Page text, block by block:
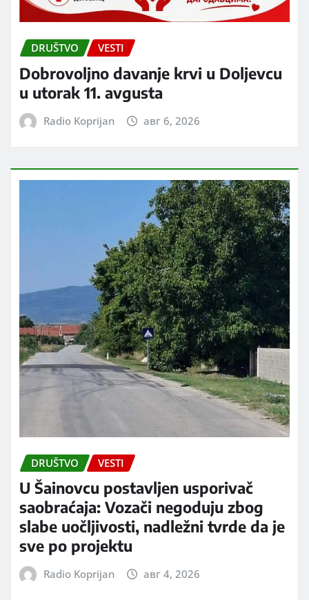
DRUŠTVO VESTI
Dobrovoljno davanje krvi u Doljevcu
u utorak 11. avgusta
Radio Koprijan авг 6, 2026
DRUŠTVO VESTI
U Šainovcu postavljen usporivač
saobraćaja: Vozači negoduju zbog
slabe uočljivosti, nadležni tvrde da je
sve po projektu
Radio Koprijan авг 4, 2026